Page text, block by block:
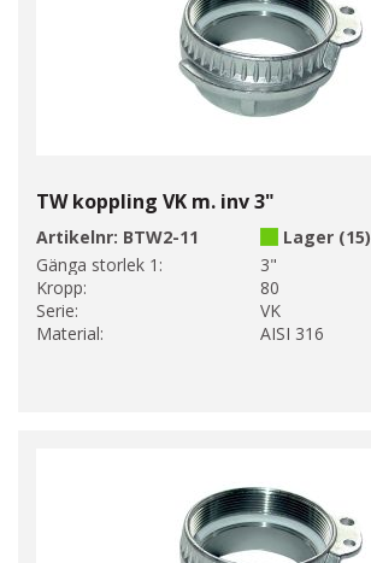
TW koppling VK m. inv 3"
Artikelnr: BTW2-11
Lager (15)
Gänga storlek 1:
3"
Kropp:
80
Serie:
VK
Material:
AISI 316